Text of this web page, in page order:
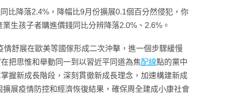
比降落2.4%，降幅比9月份擴展0.1個百分然侵犯，你
生孩子者購進價錢同比分辨降落2.0%、2.6%。
情舒展在歐美等國傢形成二次沖擊，進一個步驟緩慢
把思惟和舉動同一到以習近平同道為焦配線點的黨中
握新成長階段，深刻貫徹新成長理念，加速構建新成
擴展疫情防控和經濟恢復結果，確保周全建成小康社會